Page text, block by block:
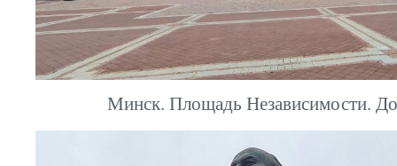
Минск. Площадь Независимости.